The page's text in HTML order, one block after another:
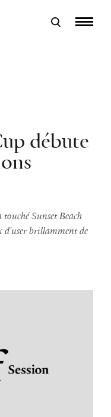
débute
touché Sunset Beach
d'user brillamment de